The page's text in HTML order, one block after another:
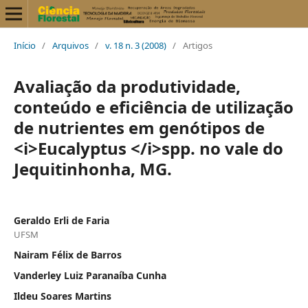
Início / Arquivos / v. 18 n. 3 (2008) / Artigos
Avaliação da produtividade,
conteúdo e eficiência de utilização
de nutrientes em genótipos de
<i>Eucalyptus </i>spp. no vale do
Jequitinhonha, MG.
Geraldo Erli de Faria
UFSM
Nairam Félix de Barros
Vanderley Luiz Paranaíba Cunha
Ildeu Soares Martins